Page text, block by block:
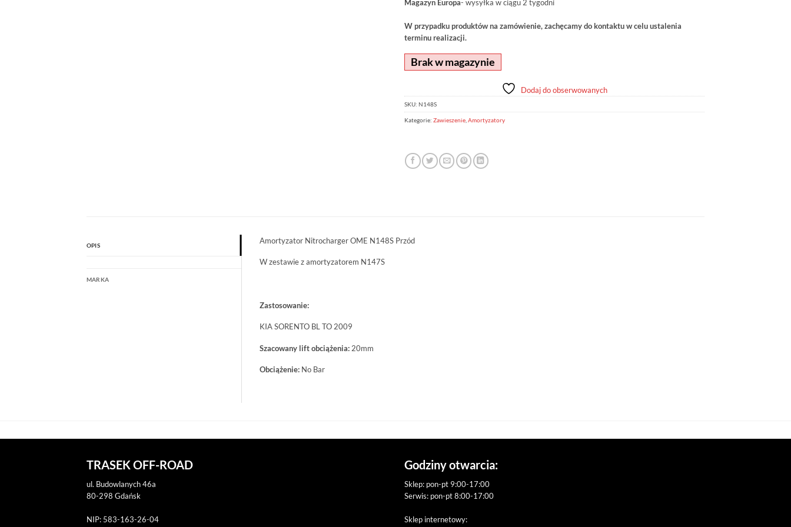
Magazyn Europa- wysyłka w ciągu 2 tygodni
W przypadku produktów na zamówienie, zachęcamy do kontaktu w celu ustalenia
terminu realizacji.
Brak w magazynie
Dodaj do obserwowanych
SKU: N148S
Kategorie: Zawieszenie Amortyzatory
OPIS
MARKA
Amortyzator Nitrocharger OME N148S Przód
W zestawie z amortyzatorem N147S
Zastosowanie:
KIA SORENTO BL TO 2009
Szacowany lift obciążenia: 20mm
Obciążenie: No Bar
TRASEK OFF-ROAD
ul. Budowlanych 46a
80-298 Gdańsk
NIP: 583-163-26-04
Godziny otwarcia:
Sklep: pon-pt 9:00-17:00
Serwis: pon-pt 8:00-17:00
Sklep internetowy: